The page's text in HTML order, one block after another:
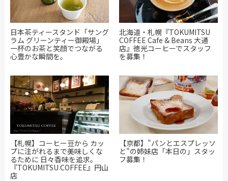
日本茶ティースタンド「サング
ラム グリーンティー御殿場」
一杯のお茶と笑顔でつながる
心豊かな瞬間を。
北海道・札幌『TOKUMITSU
COFFEE Cafe & Beans 大通
店』徳光コーヒーでスタッフ
を募集！
【札幌】コーヒー豆から カッ
プに注がれるまで美味しくな
るために 日々香味を追求。
『TOKUMITSU COFFEE』円山
店
【京都】"パンとエスプレッソ
と"の姉妹店「本日の」スタッ
フ募集！